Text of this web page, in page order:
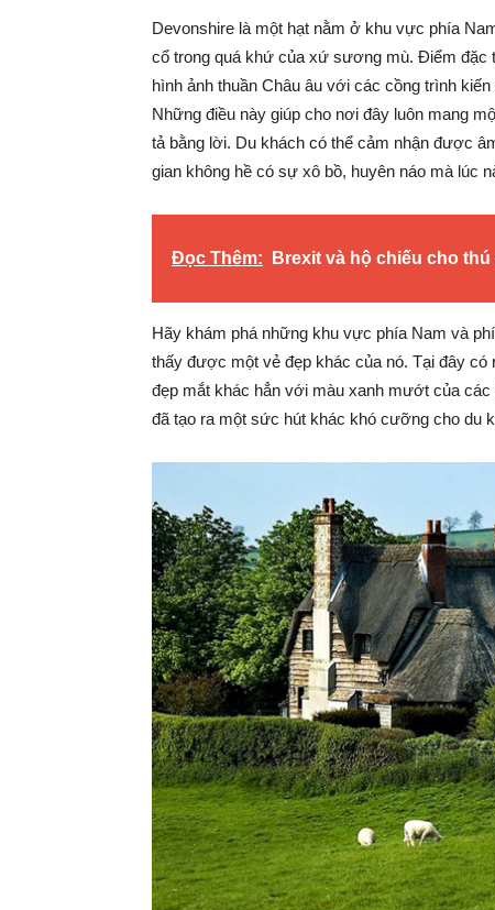
Devonshire là một hạt nằm ở khu vực phía
cổ trong quá khứ của xứ sương mù. Điểm đặc
hình ảnh thuần Châu âu với các cồng trình
Những điều này giúp cho nơi đây luôn mang
tả bằng lời. Du khách có thể cảm nhận được
gian không hề có sự xô bồ, huyên náo mà lúc
Đọc Thêm: Brexit và hộ chiếu cho
Hãy khám phá những khu vực phía Nam và
thấy được một vẻ đẹp khác của nó. Tại đây
đẹp mắt khác hẳn với màu xanh mướt của
đã tạo ra một sức hút khác khó cưỡng cho du